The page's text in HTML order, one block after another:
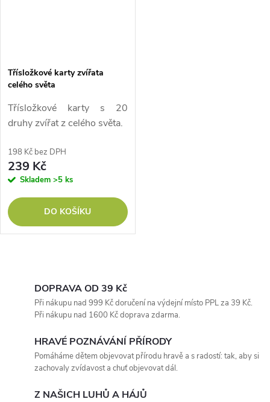
Třísložkové karty zvířata
celého světa
Třísložkové karty s 20
druhy zvířat z celého světa.
198 Kč bez DPH
239 Kč
Skladem >5 ks
DO KOŠÍKU
DOPRAVA OD 39 Kč
Při nákupu nad 999 Kč doručení na výdejní místo PPL za 39 Kč.
Při nákupu nad 1600 Kč doprava zdarma.
HRAVÉ POZNÁVÁNÍ PŘÍRODY
Pomáháme dětem objevovat přírodu hravě a s radostí: tak, aby si
zachovaly zvídavost a chuť objevovat dál.
Z NAŠICH LUHŮ A HÁJŮ